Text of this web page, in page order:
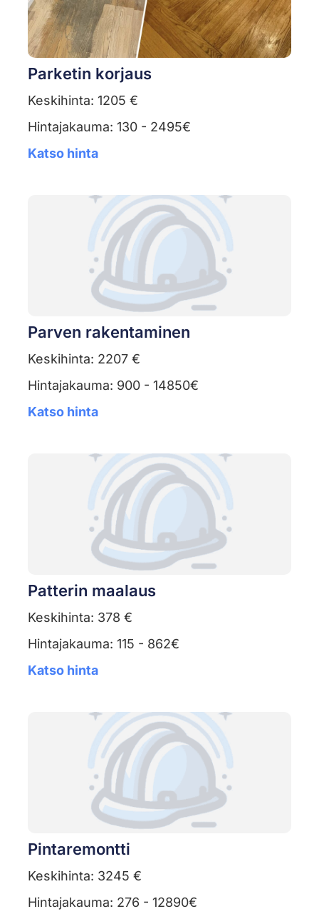
Parketin korjaus
Keskihinta: 1205 €
Hintajakauma: 130 - 2495€
Katso hinta
Parven rakentaminen
Keskihinta: 2207 €
Hintajakauma: 900 - 14850€
Katso hinta
Patterin maalaus
Keskihinta: 378 €
Hintajakauma: 115 - 862€
Katso hinta
Pintaremontti
Keskihinta: 3245 €
Hintajakauma: 276 - 12890€